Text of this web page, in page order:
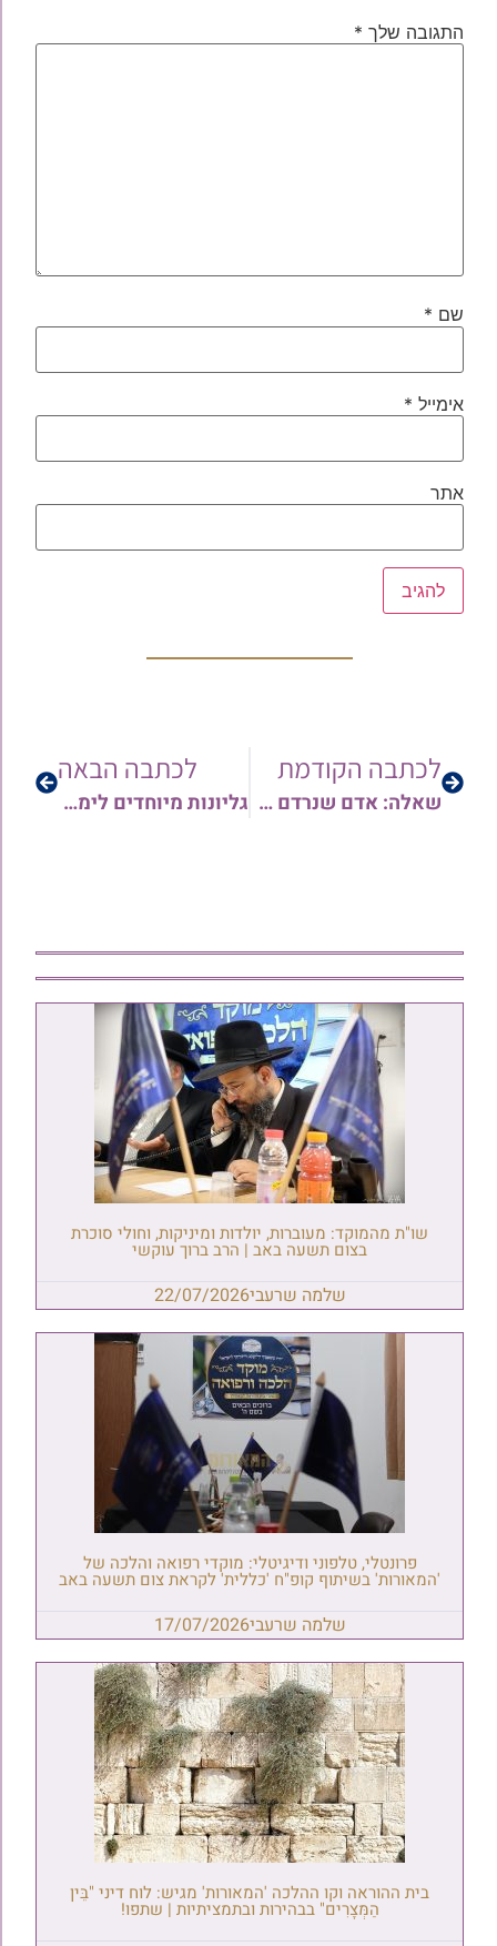
התגובה שלך *
שם *
אימייל *
אתר
לכתבה הקודמת
שאלה: אדם שנרדם בקריאת התורה האם עדיף לו לצאת מבית הכנסת ולא ישמע קריאת התורה, ולא יעבור על איסור שינה בבית הכנסת, או שבכל זאת ישאר בביה"כ?
לכתבה הבאה
גליונות מיוחדים לימי בין המצרים ותשעת הימים | משולחן רבני קו ההלכה 'המאורות' אמש משנת ה'תשע"ט
שו"ת מהמוקד: מעוברות, יולדות ומיניקות, וחולי סוכרת
בצום תשעה באב | הרב ברוך עוקשי
שלמה שרעבי22/07/2026
פרונטלי, טלפוני ודיגיטלי: מוקדי רפואה והלכה של
'המאורות' בשיתוף קופ"ח 'כללית' לקראת צום תשעה באב
שלמה שרעבי17/07/2026
בית ההוראה וקו ההלכה 'המאורות' מגיש: לוח דיני "בֵּין
הַמְּצָרִים" בבהירות ובתמציתיות | שתפו!